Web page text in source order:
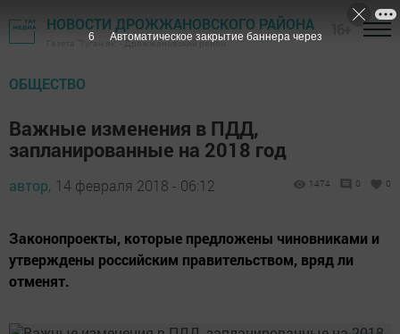
НОВОСТИ ДРОЖЖАНОВСКОГО РАЙОНА
Газета "Туган як" - Дрожжановский район
ОБЩЕСТВО
Важные изменения в ПДД,
запланированные на 2018 год
автор, 14 февраля 2018 - 06:12 1474 0 0
Законопроекты, которые предложены чиновниками и
утверждены российским правительством, вряд ли
отменят.
5 Автоматическое закрытие баннера через